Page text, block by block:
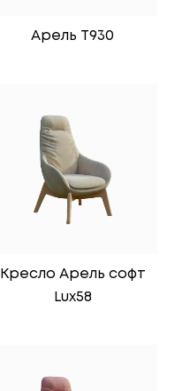
Арель Т930
Кресло Арель софт
Lux58